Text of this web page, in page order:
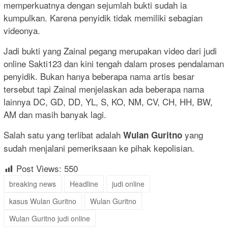
memperkuatnya dengan sejumlah bukti sudah ia
kumpulkan. Karena penyidik tidak memiliki sebagian
videonya.
Jadi bukti yang Zainal pegang merupakan video dari judi
online Sakti123 dan kini tengah dalam proses pendalaman
penyidik. Bukan hanya beberapa nama artis besar
tersebut tapi Zainal menjelaskan ada beberapa nama
lainnya DC, GD, DD, YL, S, KO, NM, CV, CH, HH, BW,
AM dan masih banyak lagi.
Salah satu yang terlibat adalah Wulan Guritno yang
sudah menjalani pemeriksaan ke pihak kepolisian.
Post Views: 550
breaking news Headline
judi online
kasus Wulan Guritno
Wulan Guritno
Wulan Guritno judi online